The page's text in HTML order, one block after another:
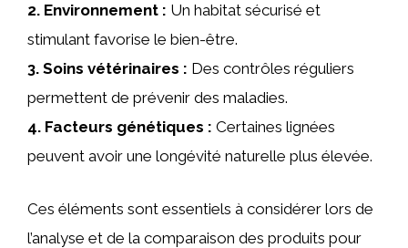
2. Environnement : Un habitat sécurisé et
stimulant favorise le bien-être.
3. Soins vétérinaires : Des contrôles réguliers
permettent de prévenir des maladies.
4. Facteurs génétiques : Certaines lignées
peuvent avoir une longévité naturelle plus élevée.
Ces éléments sont essentiels à considérer lors de
l’analyse et de la comparaison des produits pour